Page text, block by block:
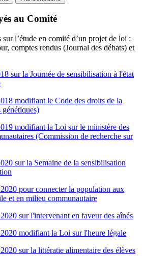
au Comité
l’étude en comité d’un projet de loi :
comptes rendus (Journal des débats) et
sur la Journée de sensibilisation à l'état
modifiant le Code des droits de la
génétiques)
modifiant la Loi sur le ministère des
(Commission de recherche sur
sur la Semaine de la sensibilisation
pour connecter la population aux
et en milieu communautaire
sur l'intervenant en faveur des aînés
modifiant la Loi sur l'heure légale
sur la littératie alimentaire des élèves